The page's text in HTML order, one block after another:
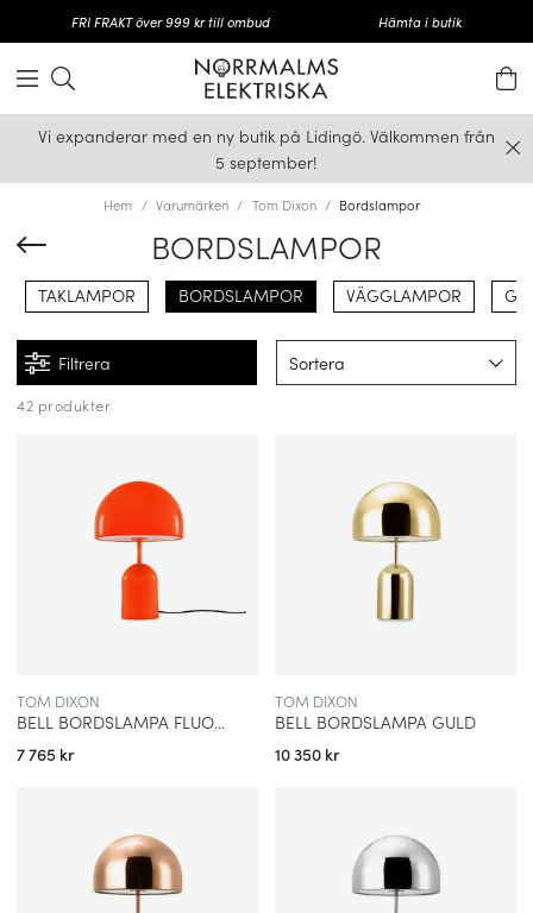
FRI FRAKT över 999 kr till ombud Hämta i butik
Vi expanderar med en ny butik på Lidingö. Välkommen från
5 september!
Hem Varumärken Tom Dixon Bordslampor
BORDSLAMPOR
TAKLAMPOR BORDSLAMPOR VÄGGLAMPOR
Filtrera Sortera
42 produkter
TOM DIXON
BELL BORDSLAMPA FLUORO
7 765 kr
TOM DIXON
BELL BORDSLAMPA GULD
10 350 kr